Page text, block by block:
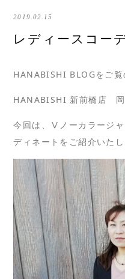
2019.02.15
レディースコー
HANABISHI BLOGをご覧
HANABISHI 新前橋店 岡
今回は、Ⅴノーカラージ
ディネートをご紹介いたし